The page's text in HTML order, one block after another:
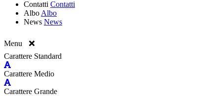
Contatti Contatti
Albo Albo
News News
Menu
Carattere Standard
Carattere Medio
Carattere Grande